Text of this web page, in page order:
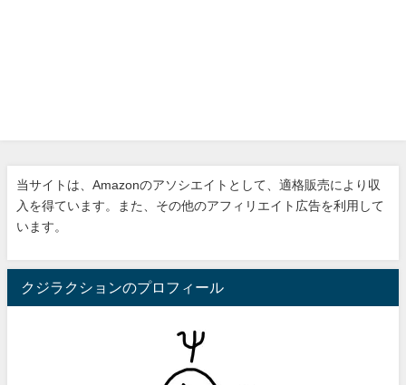
当サイトは、Amazonのアソシエイトとして、適格販売により収
入を得ています。また、その他のアフィリエイト広告を利用して
います。
クジラクションのプロフィール